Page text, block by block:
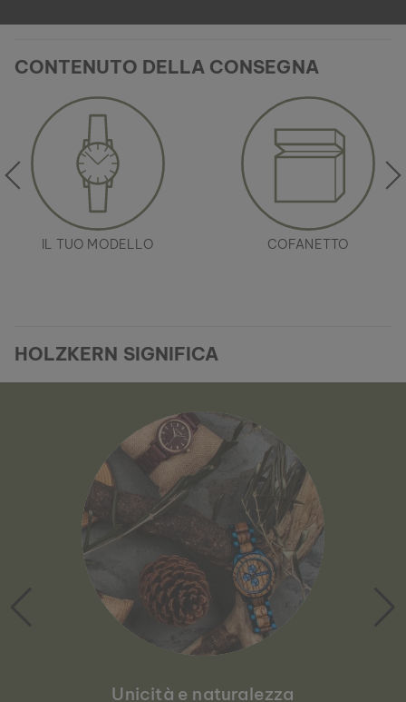
CONTENUTO DELLA CONSEGNA
IL TUO MODELLO COFANETTO
HOLZKERN SIGNIFICA
Unicità e naturalezza